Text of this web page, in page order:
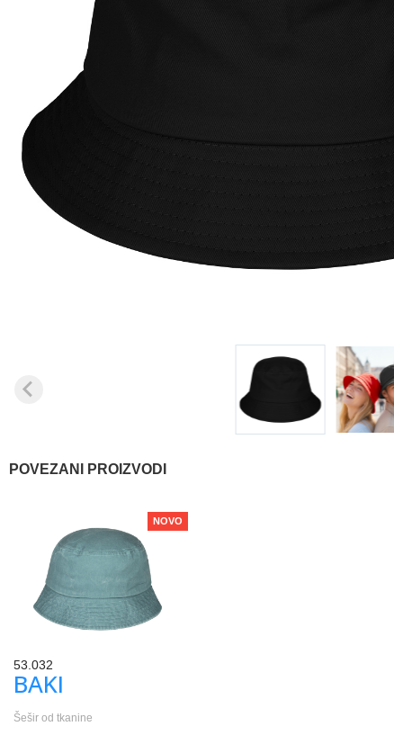
POVEZANI PROIZVODI
NOVO
53.032
BAKI
Šešir od tkanine